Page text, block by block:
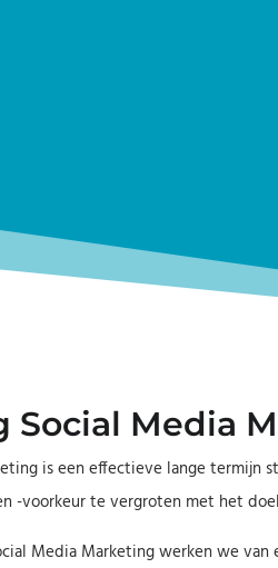
Social Media
is een effectieve lange termijn
-voorkeur te vergroten met het
Media Marketing werken we